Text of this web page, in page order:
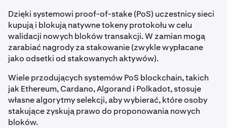
Dzięki systemowi proof-of-stake (PoS) uczestnicy sieci
kupują i blokują natywne tokeny protokołu w celu
walidacji nowych bloków transakcji. W zamian mogą
zarabiać nagrody za stakowanie (zwykle wypłacane
jako odsetki od stakowanych aktywów).
Wiele przodujących systemów PoS blockchain, takich
jak Ethereum, Cardano, Algorand i Polkadot, stosuje
własne algorytmy selekcji, aby wybierać, które osoby
stakujące zyskują prawo do proponowania nowych
bloków.